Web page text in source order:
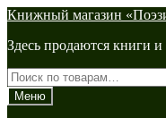
Перейти
навигации
Перейти
содержимому
Книжный магазин
Здесь продаются книги
Искать:
Меню